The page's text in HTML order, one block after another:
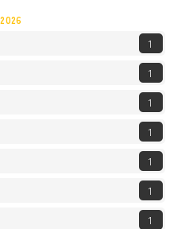
2026
1
1
1
1
1
1
1